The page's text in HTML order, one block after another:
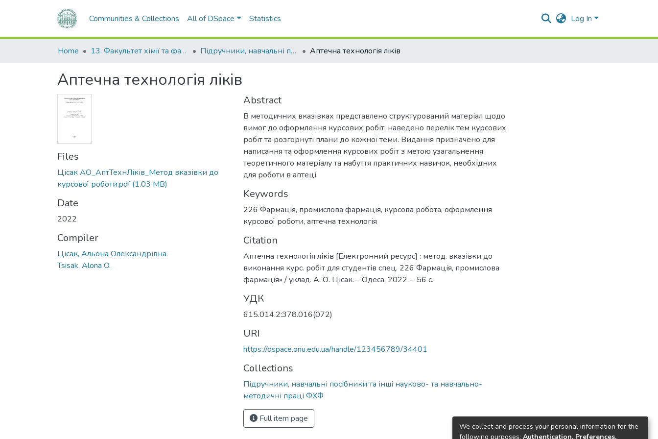
Communities & Collections All of DSpace Statistics Log In
Home 13. Факультет хімії та фармації Підручники, навчальні посібники та інші науково- та навчально-методичні праці ФХФ Аптечна технологія ліків
Аптечна технологія ліків
Files
Цісак АО_АптТехнЛіків_Метод вказівки до
курсової роботи.pdf(1.03 MB)
Date
2022
Compiler
Цісак, Альона Олександрівна
Tsisak, Alona O.
Abstract
В методичних вказівках представлено структурований матеріал щодо
вимог до оформлення курсових робіт, наведено перелік тем курсових
робіт та розгорнуті плани до кожної теми. Видання призначено для
написання та оформлення курсових робіт з метою узагальнення
теоретичного матеріалу та набуття практичних навичок, необхідних
для роботи в аптеці.
Keywords
226 Фармація, промислова фармація, курсова робота, оформлення
курсової роботи, аптечна технологія
Citation
Аптечна технологія ліків [Електронний ресурс] : метод. вказівки до
виконання курс. робіт для студентів спец. 226 Фармація, промислова
фармація» / уклад. А. О. Цісак. – Одеса, 2022. – 56 с.
УДК
615.014.2:378.016(072)
URI
https://dspace.onu.edu.ua/handle/123456789/34401
Collections
Підручники, навчальні посібники та інші науково- та навчально-
методичні праці ФХФ
Full item page
We collect and process your personal information for the
following purposes: Authentication, Preferences,